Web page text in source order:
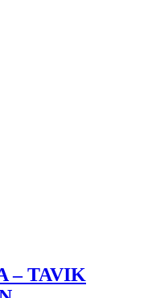
– TAVIK